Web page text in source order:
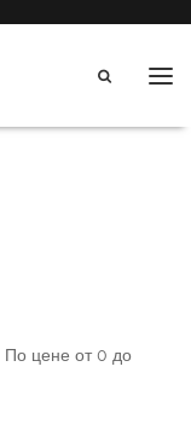
. По цене от0 до